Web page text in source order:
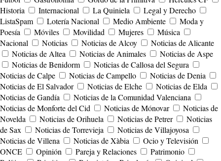
Historia
Internacional La Quiniela
Legal y Derecho
ListaSpam
Lotería Nacional Medio Ambiente
Moda y
Poesía
Móviles Movilidad Mujeres
Música
Nacional
Noticias Noticias de Alcoy
Noticias de Alicante
Noticias de Altea
Noticias de Animales
Noticias de Aspe
Noticias de Benidorm
Noticias de Callosa del Segura
Noticias de Calpe
Noticias de Campello
Noticias de Denia
Noticias de El Salvador
Noticias de Elche
Noticias de Elda
Noticias de Gandía
Noticias de la Comunidad Valenciana
Noticias de Monforte del Cid
Noticias de Mónovar
Noticias de
Novelda
Noticias de Orihuela Noticias de Petrer
Noticias
de Sax
Noticias de Torrevieja
Noticias de Villajoyosa
Noticias de Villena
Noticias de Xàbia
Ocio y Televisión
ONCE
Opinión Pareja y Relaciones
Patrimonio